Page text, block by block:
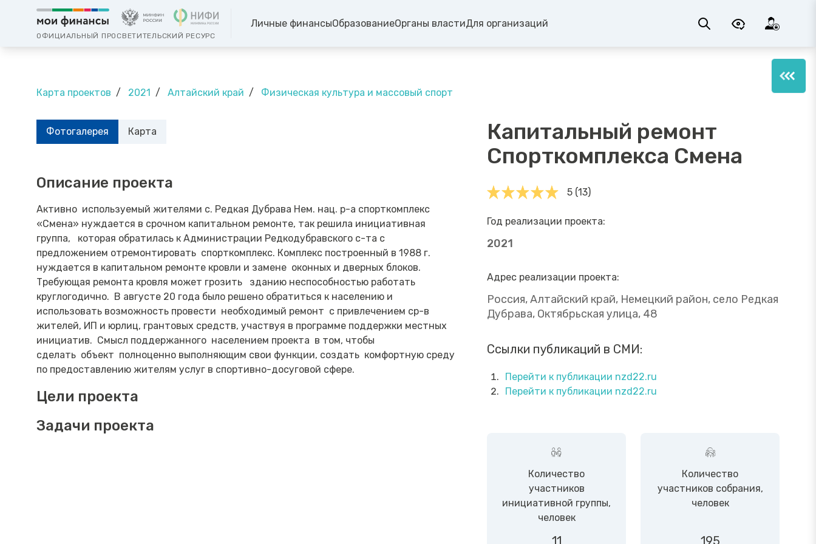
ОФИЦИАЛЬНЫЙ ПРОСВЕТИТЕЛЬСКИЙ РЕСУРС
Личные финансыОбразованиеОрганы властиДля организаций
Карта проектов 2021 Алтайский край Физическая культура и массовый спорт
Капитальный ремонт
Спорткомплекса Смена
5 (13)
Год реализации проекта:
2021
Адрес реализации проекта:
Россия, Алтайский край, Немецкий район, село Редкая
Дубрава, Октябрьская улица, 48
Фотогалерея Карта
Описание проекта
Активно используемый жителями с. Редкая Дубрава Нем. нац. р-а спорткомплекс
«Смена» нуждается в срочном капитальном ремонте, так решила инициативная
группа, которая обратилась к Администрации Редкодубравского с-та с
предложением отремонтировать спорткомплекс. Комплекс построенный в 1988 г.
нуждается в капитальном ремонте кровли и замене оконных и дверных блоков.
Требующая ремонта кровля может грозить зданию неспособностью работать
круглогодично. В августе 20 года было решено обратиться к населению и
использовать возможность провести необходимый ремонт с привлечением ср-в
жителей, ИП и юрлиц, грантовых средств, участвуя в программе поддержки местных
инициатив. Смысл поддержанного населением проекта в том, чтобы
сделать объект полноценно выполняющим свои функции, создать комфортную среду
по предоставлению жителям услуг в спортивно-досуговой сфере.
Цели проекта
Задачи проекта
Ссылки публикаций в СМИ:
Перейти к публикации nzd22.ru
Перейти к публикации nzd22.ru
Количество
участников
инициативной группы,
человек
Количество
участников собрания,
человек